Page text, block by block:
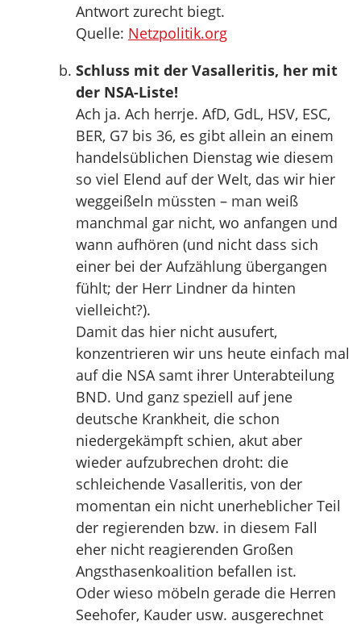
Antwort zurecht biegt.
Quelle: Netzpolitik.org
Schluss mit der Vasalleritis, her mit
der NSA-Liste!
Ach ja. Ach herrje. AfD, GdL, HSV, ESC,
BER, G7 bis 36, es gibt allein an einem
handelsüblichen Dienstag wie diesem
so viel Elend auf der Welt, das wir hier
weggeißeln müssten – man weiß
manchmal gar nicht, wo anfangen und
wann aufhören (und nicht dass sich
einer bei der Aufzählung übergangen
fühlt; der Herr Lindner da hinten
vielleicht?).
Damit das hier nicht ausufert,
konzentrieren wir uns heute einfach mal
auf die NSA samt ihrer Unterabteilung
BND. Und ganz speziell auf jene
deutsche Krankheit, die schon
niedergekämpft schien, akut aber
wieder aufzubrechen droht: die
schleichende Vasalleritis, von der
momentan ein nicht unerheblicher Teil
der regierenden bzw. in diesem Fall
eher nicht reagierenden Großen
Angsthasenkoalition befallen ist.
Oder wieso möbeln gerade die Herren
Seehofer, Kauder usw. ausgerechnet